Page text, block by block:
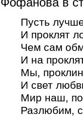
Пусть
И проклят
Чем сам
И на
Мы,
И свет
Мир наш,
Разлюбим,